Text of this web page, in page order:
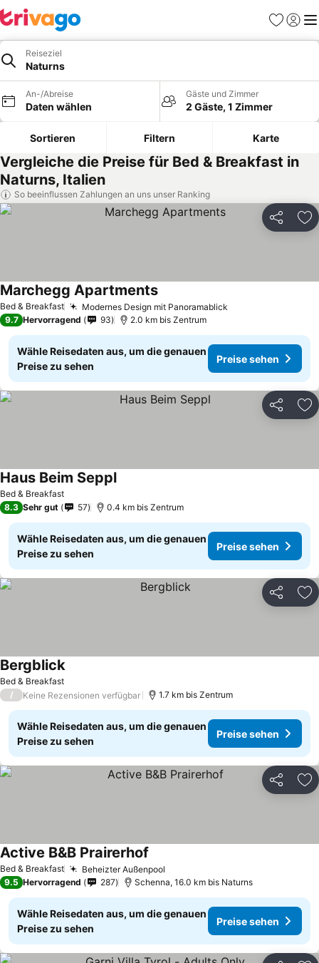
Favoriten
Reiseziel
Naturns
An-/Abreise
Daten wählen
Gäste und Zimmer
2 Gäste, 1 Zimmer
Sortieren Filtern Karte
Vergleiche die Preise für Bed & Breakfast in
Naturns, Italien
So beeinflussen Zahlungen an uns unser Ranking
Teilen
Bed & Breakfast Modernes Design mit Panoramablick
Marchegg ApartmentsPreise sehen
9.7 Hervorragend 93 2.0 km bis Zentrum
Wähle Reisedaten aus, um die genauen
Preise zu sehen
Preise sehen
Teilen
Bed & Breakfast
Haus Beim SepplPreise sehen
8.3 Sehr gut 57 0.4 km bis Zentrum
Wähle Reisedaten aus, um die genauen
Preise zu sehen
Preise sehen
Teilen
Bed & Breakfast
BergblickPreise sehen
/ Keine Rezensionen verfügbar 1.7 km bis Zentrum
Wähle Reisedaten aus, um die genauen
Preise zu sehen
Preise sehen
Teilen
Bed & Breakfast Beheizter Außenpool
Active B&B Prairerhof
9.5 Hervorragend 287 Schenna, 16.0 km bis Naturns
Wähle Reisedaten aus, um die genauen
Preise zu sehen
Preise sehen